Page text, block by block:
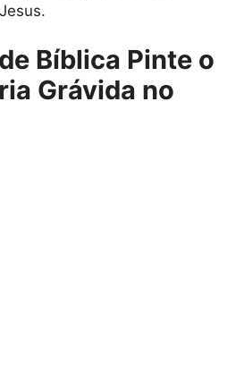
Bíblica Pinte o
Grávida no